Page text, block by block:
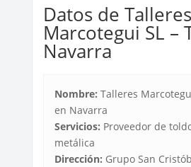
Datos de Talleres
Marcotegui SL –
Navarra
Nombre: Talleres
en Navarra
Servicios: Proveedor de
metálica
Dirección: Grupo San